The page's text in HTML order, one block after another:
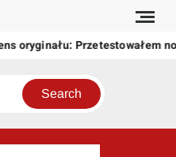
Przetestowałem